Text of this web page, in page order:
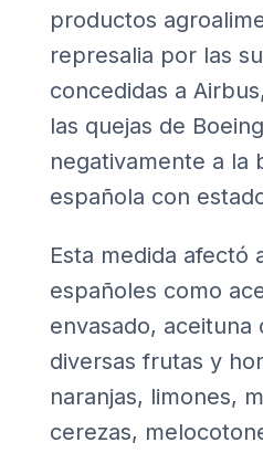
productos
represalia por las
concedidas a
las quejas de
negativamente a la
española con
Esta medida afectó
españoles como
envasado, aceituna
diversas frutas y
naranjas, limones,
cerezas,